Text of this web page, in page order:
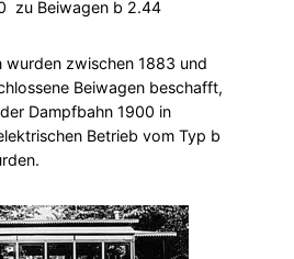
zu Beiwagen b 2.44
wurden zwischen 1883 und
Beiwagen beschafft,
Dampfbahn 1900 in
Betrieb vom Typ b